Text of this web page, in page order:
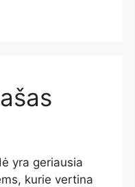
yra geriausia
kurie vertina